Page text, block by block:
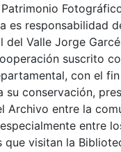
es responsabilidad
del Valle Jorge
suscrito
con el
su conservación,
Archivo entre la
entre
que visitan la